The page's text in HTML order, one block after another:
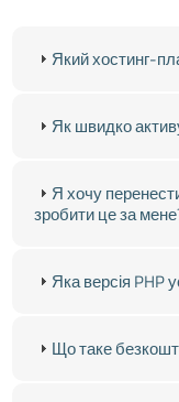
Який хостинг-
Як швидко
Я хочу
зробити це за
Яка версія PHP
Що таке